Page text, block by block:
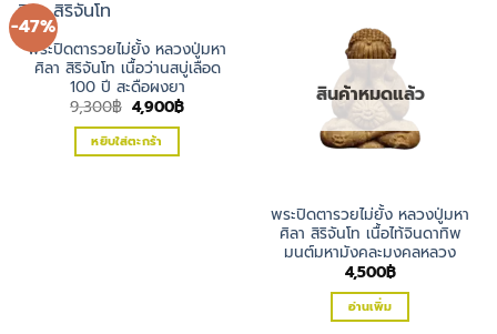
-47%
พระปิดตารวยไม่ยั้ง หลวงปู่มหา
ศิลา สิริจันโท เนื้อว่านสบู่เลือด
100 ปี สะดือผงยา
9,300฿ Original
price
was:
9,300฿.
4,900฿Current
หยิบใส่ตะกร้า
สินค้าหมดแล้ว
พระปิดตารวยไม่ยั้ง หลวงปู่มหา
ศิลา สิริจันโท เนื้อไท้จินดาทิพ
มนต์มหามังคละมงคลหลวง
4,500฿
อ่านเพิ่ม